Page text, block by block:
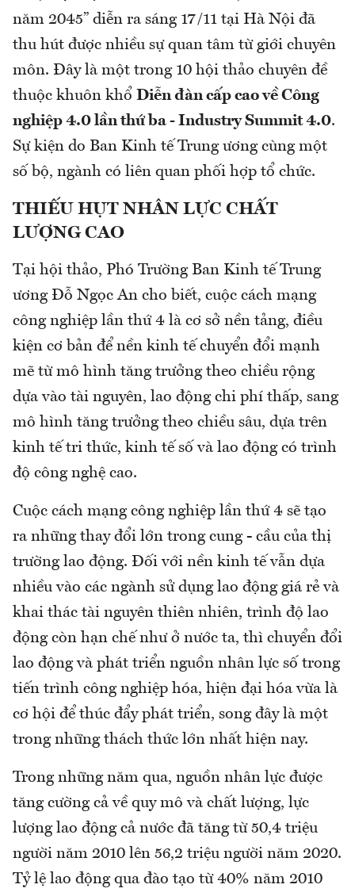
năm 2045” diễn ra sáng 17/11 tại Hà Nội đã
thu hút được nhiều sự quan tâm từ giới chuyên
môn. Đây là một trong 10 hội thảo chuyên đề
thuộc khuôn khổ Diễn đàn cấp caovề Công
nghiệp 4.0 lần thứ ba - Industry Summit 4.0.
Sự kiện do Ban Kinh tế Trung ương cùng một
số bộ, ngành có liên quan phối hợp tổ chức.
THIẾU HỤT NHÂN LỰC CHẤT
LƯỢNG CAO
Tại hội thảo, Phó Trường Ban Kinh tế Trung
ương Đỗ Ngọc An cho biết, cuộc cách mạng
công nghiệp lần thứ 4 là cơ sở nền tảng, điều
kiện cơ bản để nền kinh tế chuyển đổi mạnh
mẽ từ mô hình tăng trưởng theo chiều rộng
dựa vào tài nguyên, lao động chi phí thấp, sang
mô hình tăng trưởng theo chiều sâu, dựa trên
kinh tế tri thức, kinh tế số và lao động có trình
độ công nghệ cao.
Cuộc cách mạng công nghiệp lần thứ 4 sẽ tạo
ra những thay đổi lớn trong cung - cầu của thị
trường lao động. Đối với nền kinh tế vẫn dựa
nhiều vào các ngành sử dụng lao động giá rẻ và
khai thác tài nguyên thiên nhiên, trình độ lao
động còn hạn chế như ở nước ta, thì chuyển đổi
lao động và phát triển nguồn nhân lực số trong
tiến trình công nghiệp hóa, hiện đại hóa vừa là
cơ hội để thúc đẩy phát triển, song đây là một
trong những thách thức lớn nhất hiện nay.
Trong những năm qua, nguồn nhân lực được
tăng cường cả về quy mô và chất lượng, lực
lượng lao động cả nước đã tăng từ 50,4 triệu
người năm 2010 lên 56,2 triệu người năm 2020.
Tỷ lệ lao động qua đào tạo từ 40% năm 2010